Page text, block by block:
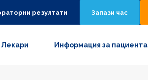
резултати Запази час
Лекари Информация за пациента